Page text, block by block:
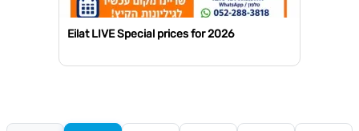
Eilat LIVE Special prices for 2026